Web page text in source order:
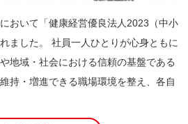
おいて「健康経営優良法人2023（中小
ました。 社員一人ひとりが心身ともに
地域・社会における信頼の基盤である
持・増進できる職場環境を整え、各自